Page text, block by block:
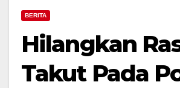
BERITA
Hilangkan
Takut Pada